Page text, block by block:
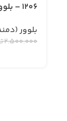
1206 – بلوور برقی 500 وات دیمردار
بلوور
۲.۵۰۰.۰۰۰